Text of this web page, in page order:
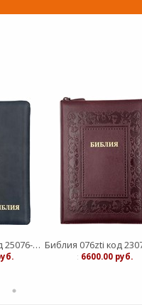
Библия 076zti код 25076-35, дизайн "терновый венец", переплет из эко кожи на молнии с инд. темно-сер
: 6600.00 руб.